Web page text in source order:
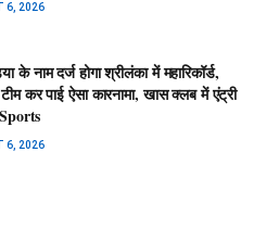
6, 2026
के नाम दर्ज होगा श्रीलंका में महारिकॉर्ड,
टीम कर पाई ऐसा कारनामा, खास क्लब में एंट्री
6, 2026